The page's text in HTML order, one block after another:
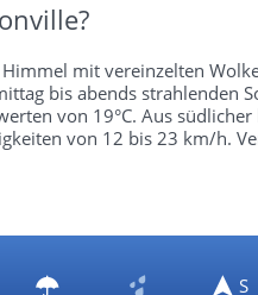
mit vereinzelten
bis abends strahlenden
von 19°C. Aus
von 12 bis 23 km/h.
S